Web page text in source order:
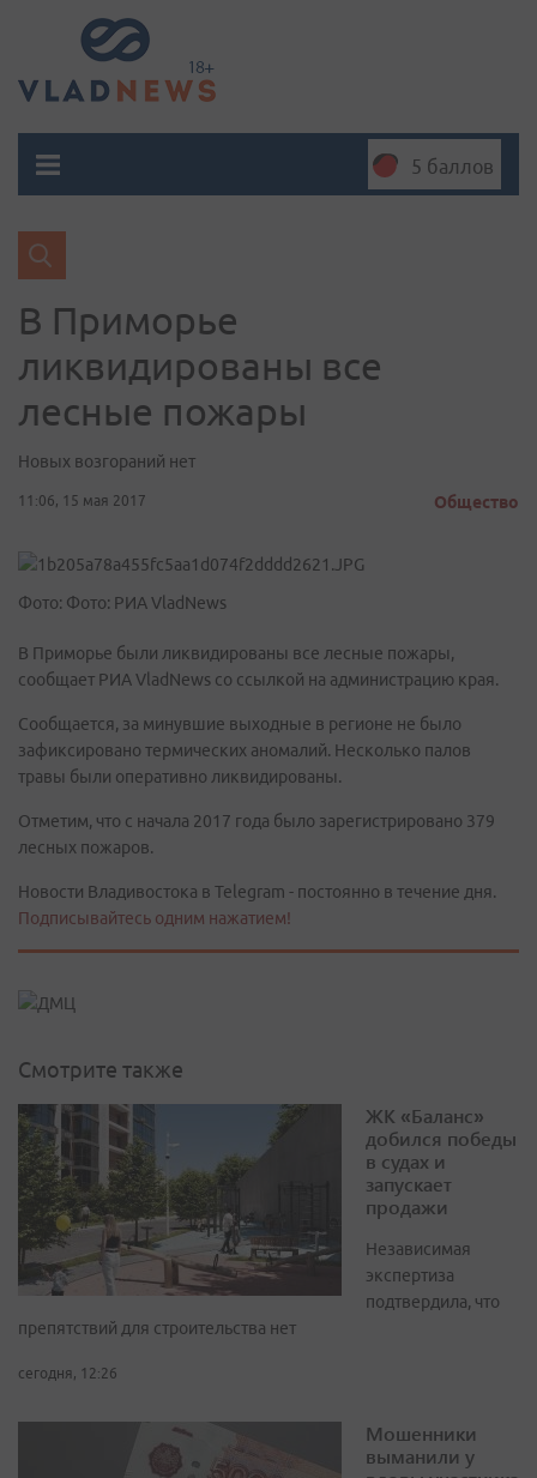
5 баллов
В Приморье
ликвидированы все
лесные пожары
Новых возгораний нет
11:06, 15 мая 2017 Общество
Фото: Фото: РИА VladNews
В Приморье были ликвидированы все лесные пожары,
сообщает РИА VladNews со ссылкой на администрацию края.
Сообщается, за минувшие выходные в регионе не было
зафиксировано термических аномалий. Несколько палов
травы были оперативно ликвидированы.
Отметим, что с начала 2017 года было зарегистрировано 379
лесных пожаров.
Новости Владивостока в Telegram - постоянно в течение дня.
Подписывайтесь одним нажатием!
Смотрите также
ЖК «Баланс»
добился победы
в судах и
запускает
продажи
Независимая
экспертиза
подтвердила, что
препятствий для строительства нет
сегодня, 12:26
Мошенники
выманили у